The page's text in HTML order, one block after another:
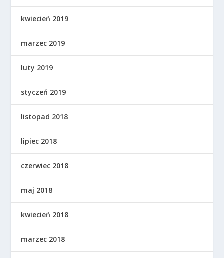
kwiecień 2019
marzec 2019
luty 2019
styczeń 2019
listopad 2018
lipiec 2018
czerwiec 2018
maj 2018
kwiecień 2018
marzec 2018